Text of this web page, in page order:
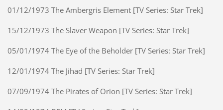
01/12/1973 The Ambergris Element [TV Series: Star Trek]
15/12/1973 The Slaver Weapon [TV Series: Star Trek]
05/01/1974 The Eye of the Beholder [TV Series: Star Trek]
12/01/1974 The Jihad [TV Series: Star Trek]
07/09/1974 The Pirates of Orion [TV Series: Star Trek]